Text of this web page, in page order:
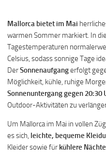
Mallorca bietet im Mai
warmen Sommer markiert. In
Tagestemperaturen
Celsius, sodass sonnige Tage
DerSonnenaufgangerfolgt
Möglichkeit, kühle, ruhige
Sonnenuntergang gegen 20:30
Outdoor-Aktivitäten zu
Um Mallorca im Mai in vollen
es sich, leichte, bequeme
Kleider sowie für kühlere